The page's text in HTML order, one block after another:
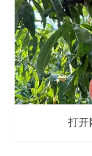
打开